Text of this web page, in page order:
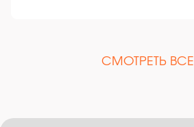
СМОТРЕТЬ ВСЕ